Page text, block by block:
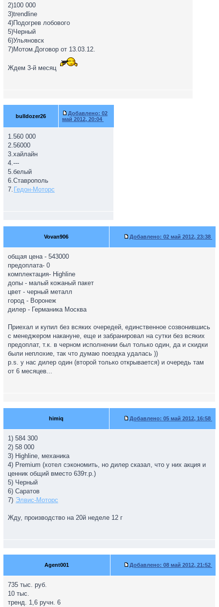
2)100 000
3)trendline
4)Подогрев лобового
5)Черный
6)Ульяновск
7)Мотом.Договор от 13.03.12.
Ждем 3-й месяц
bulldozer26 Добавлено: 02
май 2012, 20:04
1.560 000
2.56000
3.хайлайн
4.---
5.белый
6.Ставрополь
7. Гедон-Моторс
Vovan906 Добавлено: 02 май 2012, 23:38
общая цена - 543000
предоплата- 0
комплектация- Highline
допы - малый кожаный пакет
цвет - черный металл
город - Воронеж
дилер - Германика Москва
Приехал и купил без всяких очередей, единственное созвонившись
с менеджером накануне, еще и забранировал на сутки без всяких
предоплат, т.к. в черном исполнении был только один, да и скидки
были неплохие, так что думаю поездка удалась ))
p.s. у нас дилер один (второй только открывается) и очередь там
от 6 месяцев...
himiq Добавлено: 05 май 2012, 16:58
1) 584 300
2) 58 000
3) Highline, механика
4) Premium (хотел сэкономить, но дилер сказал, что у них акция и
ценник общий вместо 639т.р.)
5) Черный
6) Саратов
7) Элвис-Моторс
Жду, производство на 20й неделе 12 г
Agent001 Добавлено: 08 май 2012, 21:52
735 тыс. руб.
10 тыс.
тренд. 1,6 ручн. 6